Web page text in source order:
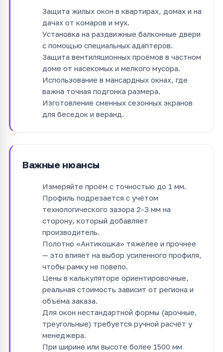
Защита жилых окон в квартирах, домах и на
дачах от комаров и мух.
Установка на раздвижные балконные двери
с помощью специальных адаптеров.
Защита вентиляционных проёмов в частном
доме от насекомых и мелкого мусора.
Использование в мансардных окнах, где
важна точная подгонка размера.
Изготовление сменных сезонных экранов
для беседок и веранд.
Важные нюансы
Измеряйте проём с точностью до 1 мм.
Профиль подрезается с учётом
технологического зазора 2-3 мм на
сторону, который добавляет
производитель.
Полотно «Антикошка» тяжелее и прочнее
— это влияет на выбор усиленного профиля,
чтобы рамку не повело.
Цены в калькуляторе ориентировочные,
реальная стоимость зависит от региона и
объёма заказа.
Для окон нестандартной формы (арочные,
треугольные) требуется ручной расчёт у
менеджера.
При ширине или высоте более 1500 мм